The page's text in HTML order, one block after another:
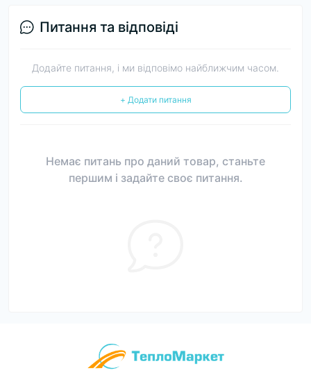
Питання та відповіді
Додайте питання, і ми відповімо найближчим часом.
+ Додати питання
Немає питань про даний товар, станьте
першим і задайте своє питання.